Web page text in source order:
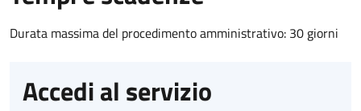
Durata massima del procedimento amministrativo: 30 giorni
Accedi al servizio